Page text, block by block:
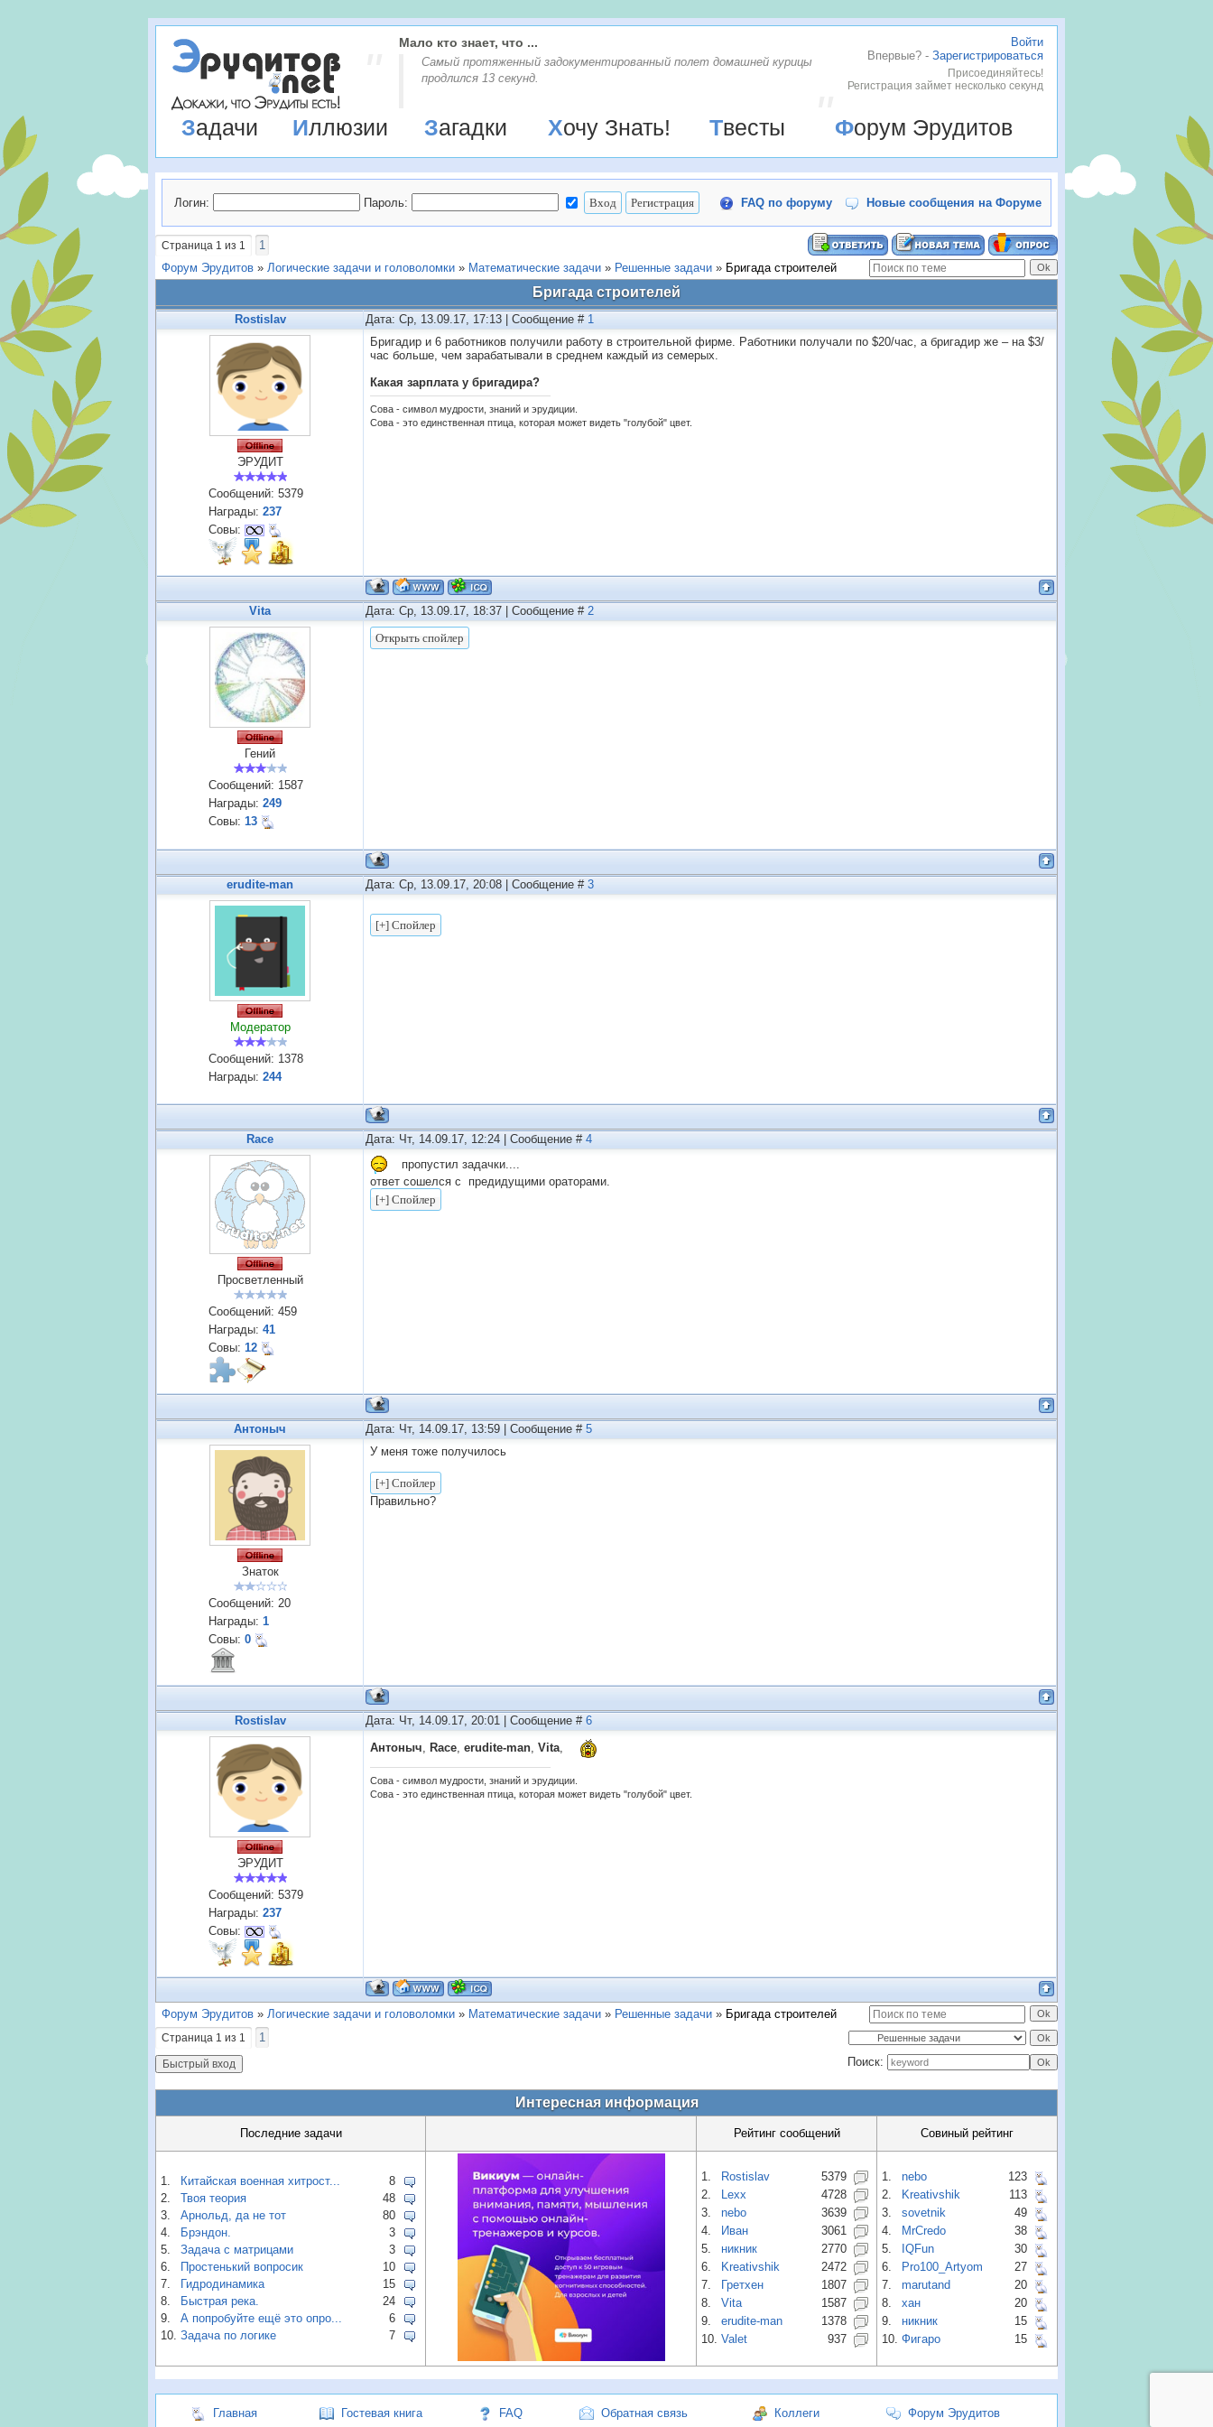
Войти
Впервые? - Зарегистрироваться
Присоединяйтесь!
Регистрация займет несколько секунд
Мало кто знает, что ...
Самый протяженный задокументированный полет домашней курицы
продлился 13 секунд.
Задачи Иллюзии Загадки Хочу Знать! Твесты Форум Эрудитов
Логин: Пароль: FAQ по форуму Новые сообщения на Форуме
Страница 1 из 1
1
Форум Эрудитов » Логические задачи и головоломки » Математические задачи » Решенные задачи » Бригада строителей
Бригада строителей
Rostislav Дата: Ср, 13.09.17, 17:13 | Сообщение # 1
ЭРУДИТ
Сообщений: 5379
Награды: 237
Совы:
Бригадир и 6 работников получили работу в строительной фирме. Работники получали по $20/час, а бригадир же – на $3/
час больше, чем зарабатывали в среднем каждый из семерых.
Какая зарплата у бригадира?
Сова - символ мудрости, знаний и эрудиции.
Сова - это единственная птица, которая может видеть "голубой" цвет.
Vita Дата: Ср, 13.09.17, 18:37 | Сообщение # 2
Гений
Сообщений: 1587
Награды: 249
Совы: 13
erudite-man Дата: Ср, 13.09.17, 20:08 | Сообщение # 3
Модератор
Сообщений: 1378
Награды: 244
Race Дата: Чт, 14.09.17, 12:24 | Сообщение # 4
Просветленный
Сообщений: 459
Награды: 41
Совы: 12
пропустил задачки....
ответ сошелся с предидущими ораторами.
Антоныч Дата: Чт, 14.09.17, 13:59 | Сообщение # 5
Знаток
Сообщений: 20
Награды: 1
Совы: 0
У меня тоже получилось
Правильно?
Rostislav Дата: Чт, 14.09.17, 20:01 | Сообщение # 6
ЭРУДИТ
Сообщений: 5379
Награды: 237
Совы:
Антоныч, Race, erudite-man, Vita,
Сова - символ мудрости, знаний и эрудиции.
Сова - это единственная птица, которая может видеть "голубой" цвет.
Форум Эрудитов » Логические задачи и головоломки » Математические задачи » Решенные задачи » Бригада строителей
Страница 1 из 1
1
Поиск:
Интересная информация
Последние задачи Рейтинг сообщений Совиный рейтинг
1. Китайская военная хитрост...
8
2.
Твоя теория
48
3.
Арнольд, да не тот
80
4.
Брэндон.
3
5.
Задача с матрицами
3
6.
Простенький вопросик
10
7.
Гидродинамика
15
8.
Быстрая река.
24
9.
А попробуйте ещё это опро...
6
10. Задача по логике 7
1. Rostislav
5379
2.
Lexx
4728
3.
nebo
3639
4.
Иван
3061
5.
никник
2770
6.
Kreativshik
2472
7.
Гретхен
1807
8.
Vita
1587
9.
erudite-man
1378
10. Valet 937
1. nebo
123
2.
Kreativshik
113
3.
sovetnik
49
4.
MrCredo
38
5.
IQFun
30
6.
Pro100_Artyom
27
7.
marutand
20
8.
хан
20
9.
никник
15
10. Фигаро 15
Главная Гостевая книга FAQ Обратная связь Коллеги Форум Эрудитов